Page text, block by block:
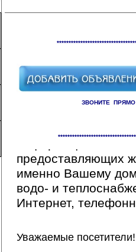
ЗВОНИТЕ
предоставляющих
именно Вашему
водо- и
Интернет,
Уважаемые посетители!